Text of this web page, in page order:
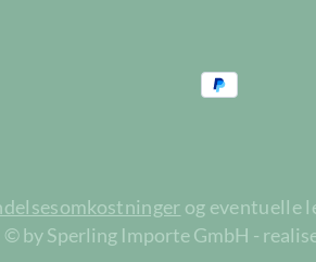
og eventuelle
© by Sperling Importe GmbH -